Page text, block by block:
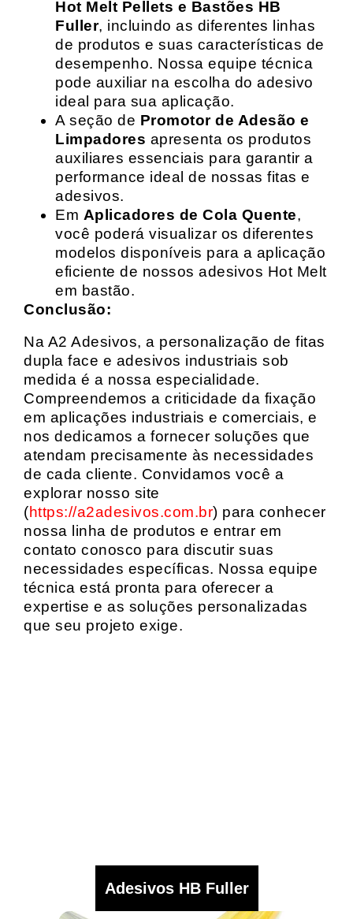
Hot Melt Pellets e Bastões HB
Fuller, incluindo as diferentes linhas
de produtos e suas características de
desempenho. Nossa equipe técnica
pode auxiliar na escolha do adesivo
ideal para sua aplicação.
A seção de Promotor de Adesão e
Limpadores apresenta os produtos
auxiliares essenciais para garantir a
performance ideal de nossas fitas e
adesivos.
Em Aplicadores de Cola Quente,
você poderá visualizar os diferentes
modelos disponíveis para a aplicação
eficiente de nossos adesivos Hot Melt
em bastão.
Conclusão:
Na A2 Adesivos, a personalização de fitas
dupla face e adesivos industriais sob
medida é a nossa especialidade.
Compreendemos a criticidade da fixação
em aplicações industriais e comerciais, e
nos dedicamos a fornecer soluções que
atendam precisamente às necessidades
de cada cliente. Convidamos você a
explorar nosso site
(https://a2adesivos.com.br) para conhecer
nossa linha de produtos e entrar em
contato conosco para discutir suas
necessidades específicas. Nossa equipe
técnica está pronta para oferecer a
expertise e as soluções personalizadas
que seu projeto exige.
Adesivos HB Fuller